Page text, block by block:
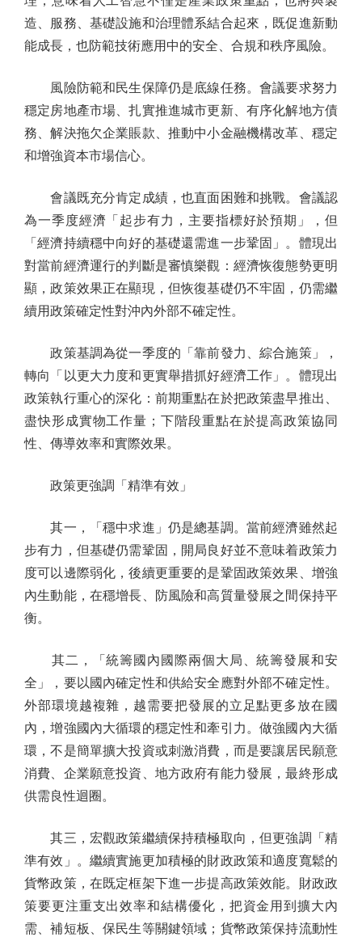
造、服務、基礎設施和治理體系結合起來，既促進新動
能成長，也防範技術應用中的安全、合規和秩序風險。
風險防範和民生保障仍是底線任務。會議要求努力
穩定房地產市場、扎實推進城市更新、有序化解地方債
務、解決拖欠企業賬款、推動中小金融機構改革、穩定
和增強資本市場信心。
會議既充分肯定成績，也直面困難和挑戰。會議認
為一季度經濟「起步有力，主要指標好於預期」，但
「經濟持續穩中向好的基礎還需進一步鞏固」。體現出
對當前經濟運行的判斷是審慎樂觀：經濟恢復態勢更明
顯，政策效果正在顯現，但恢復基礎仍不牢固，仍需繼
續用政策確定性對沖內外部不確定性。
政策基調為從一季度的「靠前發力、綜合施策」，
轉向「以更大力度和更實舉措抓好經濟工作」。體現出
政策執行重心的深化：前期重點在於把政策盡早推出、
盡快形成實物工作量；下階段重點在於提高政策協同
性、傳導效率和實際效果。
政策更強調「精準有效」
其一，「穩中求進」仍是總基調。當前經濟雖然起
步有力，但基礎仍需鞏固，開局良好並不意味着政策力
度可以邊際弱化，後續更重要的是鞏固政策效果、增強
內生動能，在穩增長、防風險和高質量發展之間保持平
衡。
其二，「統籌國內國際兩個大局、統籌發展和安
全」，要以國內確定性和供給安全應對外部不確定性。
外部環境越複雜，越需要把發展的立足點更多放在國
內，增強國內大循環的穩定性和牽引力。做強國內大循
環，不是簡單擴大投資或刺激消費，而是要讓居民願意
消費、企業願意投資、地方政府有能力發展，最終形成
供需良性迴圈。
其三，宏觀政策繼續保持積極取向，但更強調「精
準有效」。繼續實施更加積極的財政政策和適度寬鬆的
貨幣政策，在既定框架下進一步提高政策效能。財政政
策要更注重支出效率和結構優化，把資金用到擴大內
需、補短板、保民生等關鍵領域；貨幣政策保持流動性